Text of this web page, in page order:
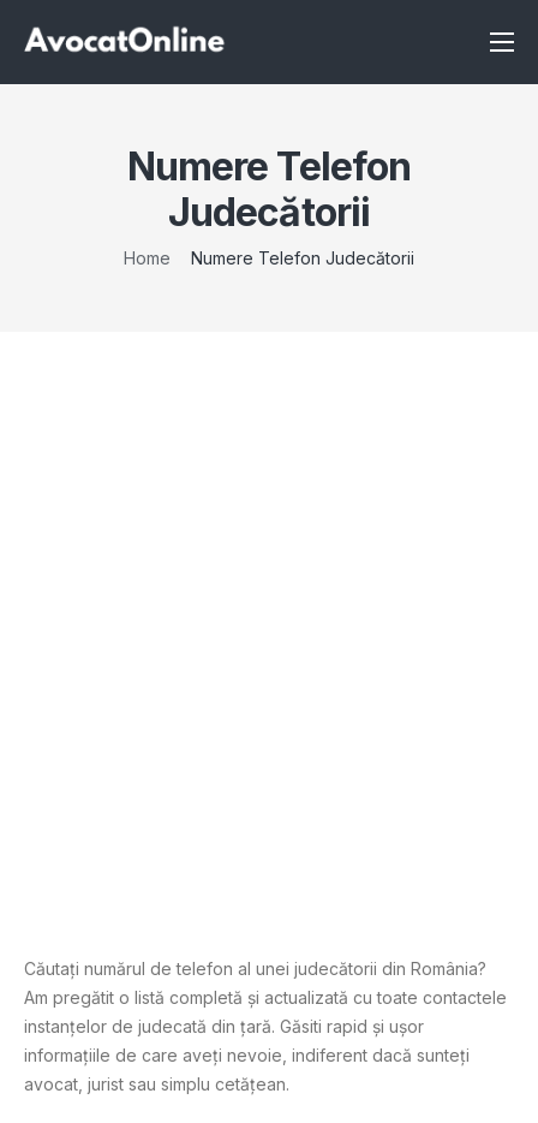
Înscrie-te ca avocat
Numere Telefon
Judecătorii
Home Numere Telefon Judecătorii
Căutați numărul de telefon al unei judecătorii din România?
Am pregătit o listă completă și actualizată cu toate contactele
instanțelor de judecată din țară. Găsiti rapid și ușor
informațiile de care aveți nevoie, indiferent dacă sunteți
avocat, jurist sau simplu cetățean.